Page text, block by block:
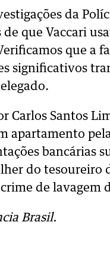
da
de que Vaccari
que a
significativos
Carlos Santos
apartamento
bancárias
do tesoureiro
de lavagem
Brasil.